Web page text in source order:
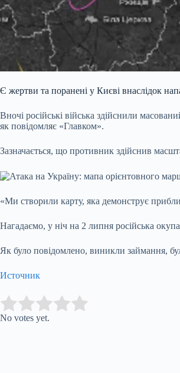
Є жертви та поранені у Києві внаслідок
Вночі російські війська здійснили
як повідомляє «Главком».
Зазначається, що противник здійснив
«Ми створили карту, яка демонструє
Нагадаємо, у ніч на 2 липня російська
Як було повідомлено, виникли займання,
Источник
Rate this item:
No votes yet.